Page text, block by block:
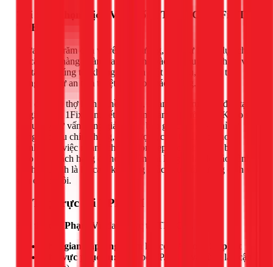
Tại Sao Chọn Dịch Vụ Chống Thấm Của 1Fix Tại
TPHCM?
Giữa hàng trăm đơn vị trên thị trường, 1Fix tự hào là lựa chọn
tin cậy của hàng ngàn gia đình nhờ vào sự chuyên nghiệp và
tận tâm. Chúng tôi không chỉ bán một dịch vụ, chúng tôi
mang đến sự an tâm tuyệt đối cho khách hàng.
Với đội ngũ thợ lành nghề do tôi, Phạm Vũ, trực tiếp đào tạo
và giám sát, 1Fix cam kết quy trình làm việc rõ ràng: Khảo sát
kỹ lưỡng, tư vấn đúng giải pháp, báo giá chi tiết và chỉ sử
dụng vật liệu chính hãng, chất lượng cao. Chúng tôi hoàn
thành công việc nhanh chóng, dọn dẹp sạch sẽ và chỉ bàn
giao khi khách hàng đã hoàn toàn hài lòng. Chế độ bảo hành
dài hạn chính là lời cam kết vững chắc cho chất lượng dịch vụ
của chúng tôi.
📍 Thợ trực tại TPHCM
Phạm Vũ
đang trực tại TPHCM.
Thời gian đáp ứng:
Cam kết có mặt trong
30 phút
Khu vực phục vụ:
Toàn bộ TP.HCM và vùng lân cận